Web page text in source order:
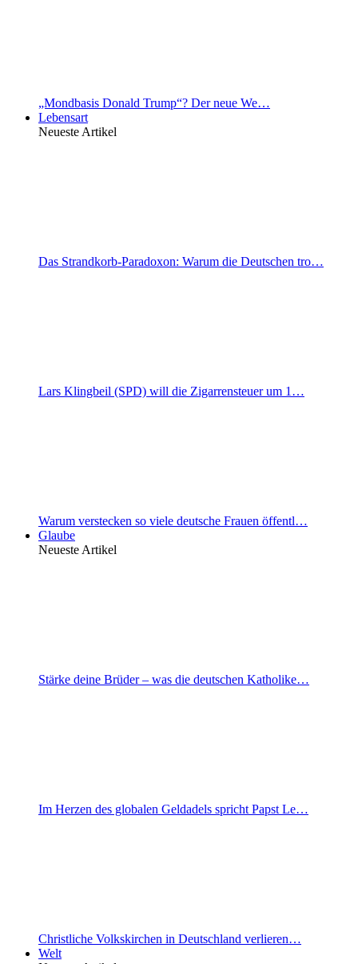
„Mondbasis Donald Trump“? Der neue We…
Lebensart
Neueste Artikel
Das Strandkorb-Paradoxon: Warum die Deutschen tro…
Lars Klingbeil (SPD) will die Zigarrensteuer um 1…
Warum verstecken so viele deutsche Frauen öffentl…
Glaube
Neueste Artikel
Stärke deine Brüder – was die deutschen Katholike…
Im Herzen des globalen Geldadels spricht Papst Le…
Christliche Volkskirchen in Deutschland verlieren…
Welt